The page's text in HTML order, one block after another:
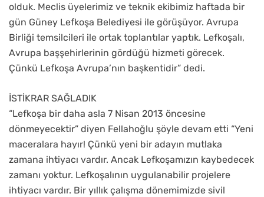
olduk. Meclis üyelerimiz ve teknik ekibimiz haftada bir
gün Güney Lefkoşa Belediyesi ile görüşüyor. Avrupa
Birliği temsilcileri ile ortak toplantılar yaptık. Lefkoşalı,
Avrupa başşehirlerinin gördüğü hizmeti görecek.
Çünkü Lefkoşa Avrupa’nın başkentidir” dedi.
İSTİKRAR SAĞLADIK
“Lefkoşa bir daha asla 7 Nisan 2013 öncesine
dönmeyecektir” diyen Fellahoğlu şöyle devam etti “Yeni
maceralara hayır! Çünkü yeni bir adayın mutlaka
zamana ihtiyacı vardır. Ancak Lefkoşamızın kaybedecek
zamanı yoktur. Lefkoşalının uygulanabilir projelere
ihtiyacı vardır. Bir yıllık çalışma dönemimizde sivil